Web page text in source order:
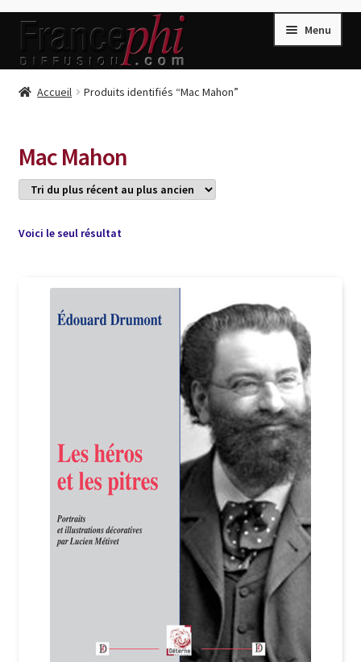
Aller
la
Aller
contenu
Menu
Accueil
Conditions de Vente
Connection
Listes d’Envies
Livres de Peter Randa
Nous Contacter
Panier
Politique de confidentialité et cookies
Qui sommes-nous ?
Accueil Produits identifiés “Mac Mahon”
Mac Mahon
Voici le seul résultat